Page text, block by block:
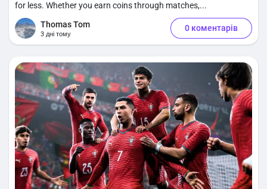
for less. Whether you earn coins through matches,...
Thomas Tom
3 дні тому
0 коментарів